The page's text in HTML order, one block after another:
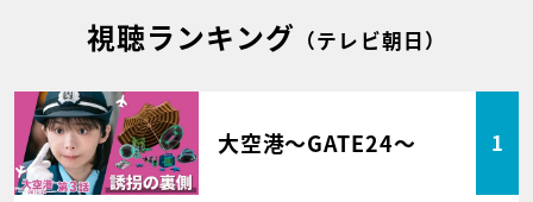
視聴ランキング （テレビ朝日）
大空港～GATE24～ 1